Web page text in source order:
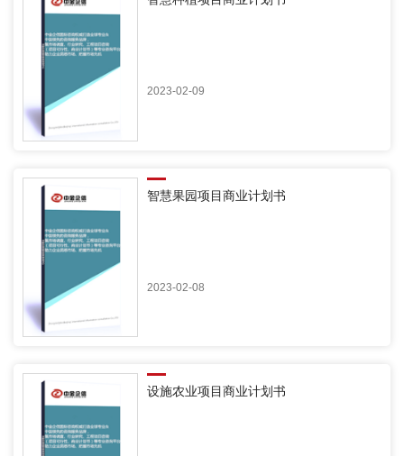
2023-02-09
智慧果园项目商业计划书
2023-02-08
设施农业项目商业计划书